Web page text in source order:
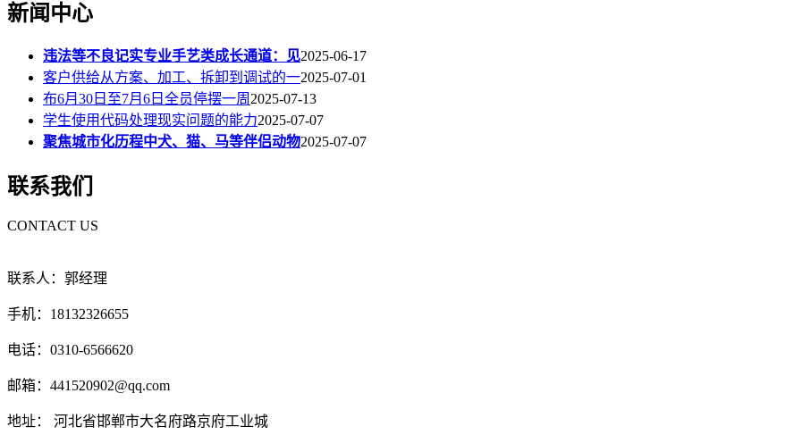
新闻中心
违法等不良记实专业手艺类成长通道：见2025-06-17
客户供给从方案、加工、拆卸到调试的一2025-07-01
布6月30日至7月6日全员停摆一周2025-07-13
学生使用代码处理现实问题的能力2025-07-07
聚焦城市化历程中犬、猫、马等伴侣动物2025-07-07
联系我们
CONTACT US
联系人：郭经理
手机：18132326655
电话：0310-6566620
邮箱：441520902@qq.com
地址： 河北省邯郸市大名府路京府工业城